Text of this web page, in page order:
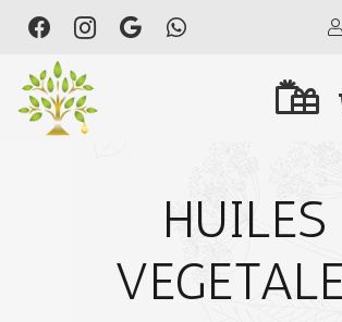
HUILES